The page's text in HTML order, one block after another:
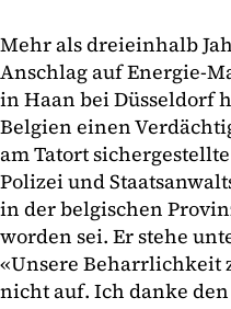
Mehr als dreieinhalb
Anschlag auf Energie-
in Haan bei Düsseldorf
Belgien einen
am Tatort
Polizei und
in der belgischen
worden sei. Er stehe
«Unsere Beharrlichkeit
nicht auf. Ich danke